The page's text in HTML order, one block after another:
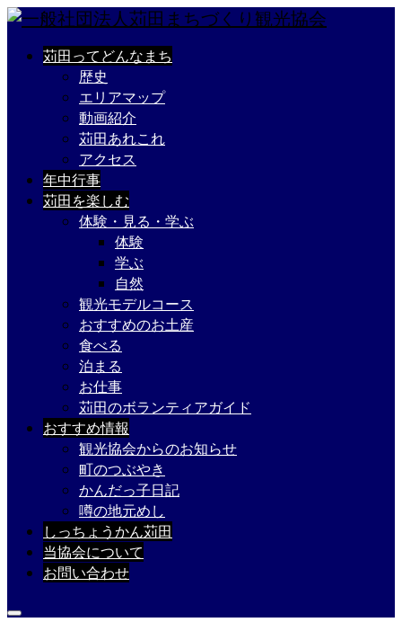
苅田ってどんなまち
歴史
エリアマップ
動画紹介
苅田あれこれ
アクセス
年中行事
苅田を楽しむ
体験・見る・学ぶ
体験
学ぶ
自然
観光モデルコース
おすすめのお土産
食べる
泊まる
お仕事
苅田のボランティアガイド
おすすめ情報
観光協会からのお知らせ
町のつぶやき
かんだっ子日記
噂の地元めし
しっちょうかん苅田
当協会について
お問い合わせ